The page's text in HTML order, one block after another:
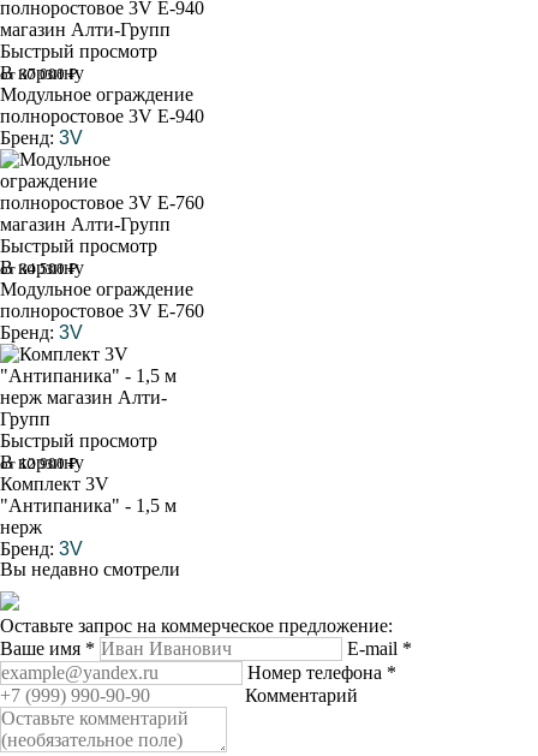
Быстрый просмотр
В корзину
от 37 000 ₽
Модульное ограждение
полноростовое 3V E-940
Бренд: 3V
Быстрый просмотр
В корзину
от 34 500 ₽
Модульное ограждение
полноростовое 3V E-760
Бренд: 3V
Быстрый просмотр
В корзину
от 12 900 ₽
Комплект 3V
"Антипаника" - 1,5 м
нерж
Бренд: 3V
Вы недавно смотрели
Оставьте запрос на коммерческое предложение:
Ваше имя * E-mail *
Номер телефона *
Комментарий